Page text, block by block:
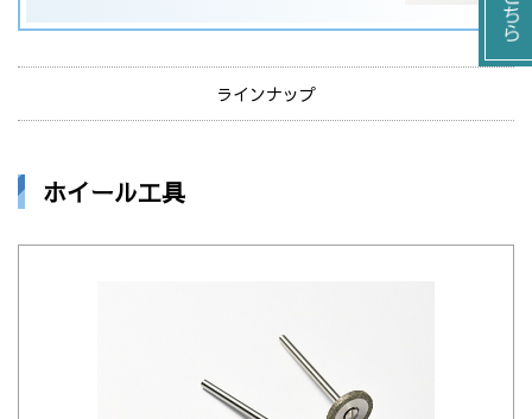
ラインナップ
ホイール工具